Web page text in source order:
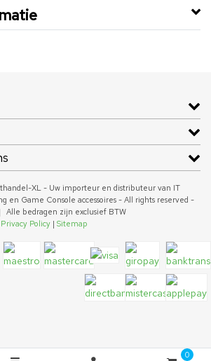
XL - Uw importeur en distributeur van IT
en Game Console accessoires - All rights reserved -
Alle bedragen zijn exclusief BTW
Privacy Policy | Sitemap
0